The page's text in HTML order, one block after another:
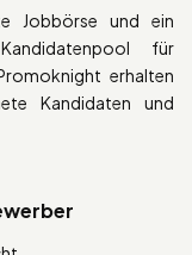
Jobbörse und ein
für
erhalten
Kandidaten und